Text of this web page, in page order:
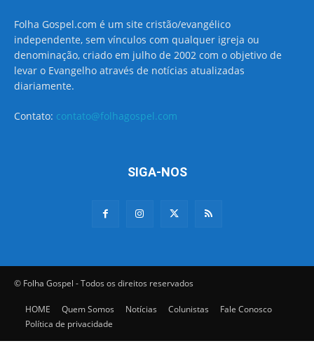
Folha Gospel.com é um site cristão/evangélico
independente, sem vínculos com qualquer igreja ou
denominação, criado em julho de 2002 com o objetivo de
levar o Evangelho através de notícias atualizadas
diariamente.
Contato: contato@folhagospel.com
SIGA-NOS
© Folha Gospel - Todos os direitos reservados
HOME Quem Somos Notícias Colunistas
Fale Conosco
Política de privacidade